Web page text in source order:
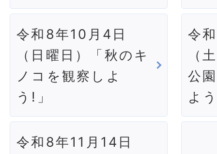
令和8年10月4日
（日曜日）「秋のキ
ノコを観察しよ
う!」
令
（
公
よ
令和8年11月14日